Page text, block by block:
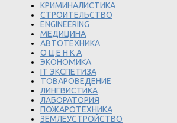
КРИМИНАЛИСТИКА
СТРОИТЕЛЬСТВО
ENGINEERING
МЕДИЦИНА
АВТОТЕХНИКА
О Ц Е Н К А
ЭКОНОМИКА
IT ЭКСПЕТИЗА
ТОВАРОВЕДЕНИЕ
ЛИНГВИСТИКА
ЛАБОРАТОРИЯ
ПОЖАРОТЕХНИКА
ЗЕМЛЕУСТРОЙСТВО